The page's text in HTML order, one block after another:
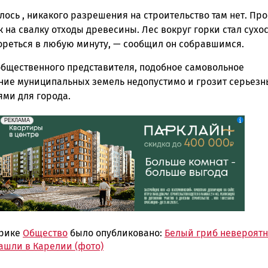
, никакого разрешения на строительство там нет.
на свалку отходы древесины. Лес вокруг горки стал
в любую минуту, — сообщил он собравшимся.
представителя, подобное самовольное
муниципальных земель недопустимо и грозит
для города.
erid: 2SDnjdeSPnB
РЕКЛАМА
Реклама
Общество было опубликовано: Белый гриб
в Карелии (фото)